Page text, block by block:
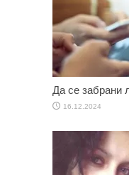
Да се забрани
16.12.2024